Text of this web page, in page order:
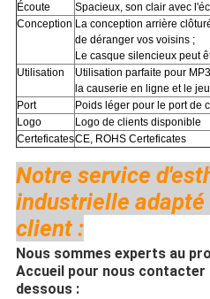
Écoute
Spacieux, son clair avec
Conception La conception arrière
de déranger vos voisins ;
Le casque silencieux peut
Utilisation
Utilisation parfaite pour
la causerie en ligne et le
Port
Poids léger pour le port de
Logo
Logo de clients disponible
CerteficatesCE, ROHS Certeficates
Notre service
industrielle adapté
client :
Nous sommes experts au
Accueil pour nous contacter
dessous :